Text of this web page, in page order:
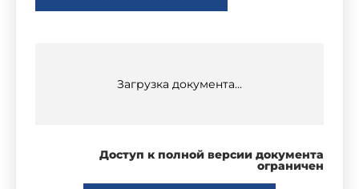
Загрузка документа...
Доступ к полной версии документа
ограничен